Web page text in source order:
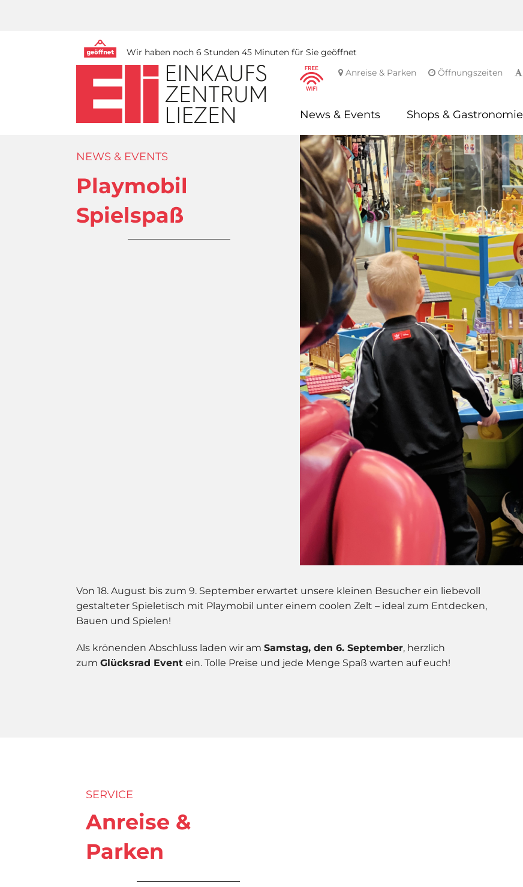
Wir haben noch 6 Stunden 45 Minuten für Sie geöffnet
Anreise & Parken
Öffnungszeiten
News & Events Shops & Gastronomie
NEWS & EVENTS
Playmobil
Spielspaß
Von 18. August bis zum 9. September erwartet unsere kleinen Besucher ein liebevoll
gestalteter Spieletisch mit Playmobil unter einem coolen Zelt – ideal zum Entdecken,
Bauen und Spielen!
Als krönenden Abschluss laden wir am Samstag, den 6. September, herzlich
zum Glücksrad Event ein. Tolle Preise und jede Menge Spaß warten auf euch!
SERVICE
Anreise &
Parken